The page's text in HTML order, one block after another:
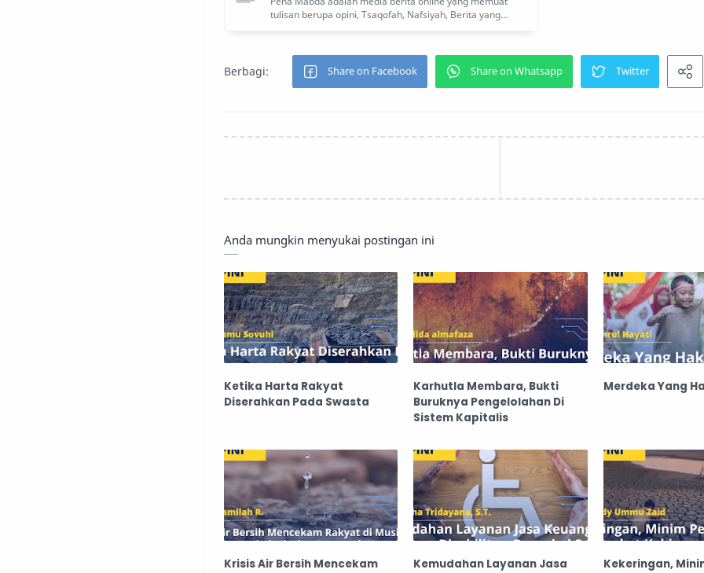
Anda mungkin menyukai postingan ini
Ketika Harta Rakyat
Diserahkan Pada Swasta
Karhutla Membara, Bukti
Buruknya Pengelolahan Di
Sistem Kapitalis
Merdeka Yang
Krisis Air Bersih Mencekam
Kemudahan Layanan Jasa
Kekeringan,